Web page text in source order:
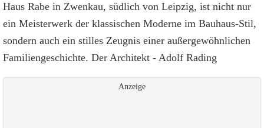
Haus Rabe in Zwenkau, südlich von Leipzig, ist nicht nur
ein Meisterwerk der klassischen Moderne im Bauhaus-Stil,
sondern auch ein stilles Zeugnis einer außergewöhnlichen
Familiengeschichte. Der Architekt - Adolf Rading
Anzeige